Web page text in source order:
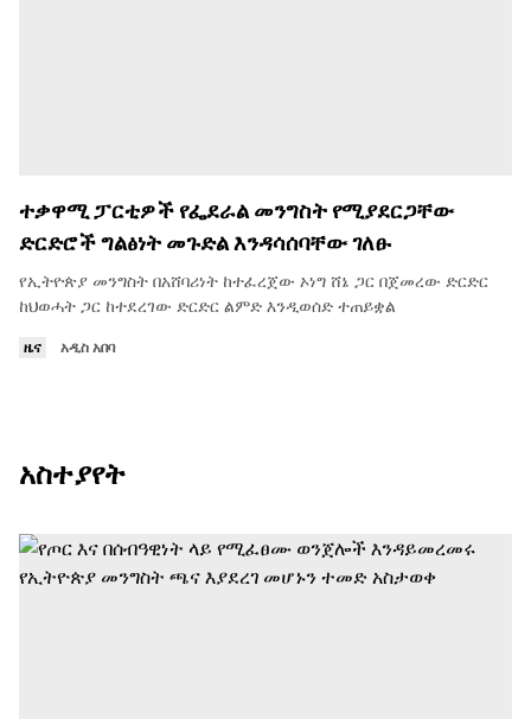
ተቃዋሚ ፓርቲዎች የፌደራል መንግስት የሚያደርጋቸው
ድርድሮች ግልፅነት መጉድል እንዳሳሰባቸው ገለፁ
የኢትዮጵያ መንግስት በአሸባሪነት ከተፈረጀው ኦነግ ሸኔ ጋር በጀመረው ድርድር
ከህወሓት ጋር ከተደረገው ድርድር ልምድ እንዲወሰድ ተጠይቋል
ዜና አዲስ አበባ
አስተያየት